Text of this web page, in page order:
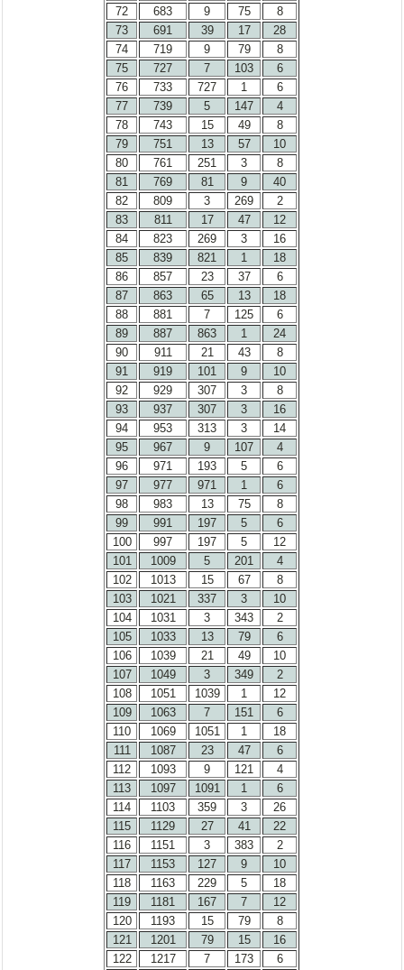
72
683 9 75
8
73
691 39 17
28
74
719 9 79
8
75
727 7 103
6
76
733 727 1
6
77
739 5 147
4
78
743 15 49
8
79
751 13 57
10
80
761 251 3
8
81
769 81 9
40
82
809 3 269
2
83
811 17 47
12
84
823 269 3
16
85
839 821 1
18
86
857 23 37
6
87
863 65 13
18
88
881 7 125
6
89
887 863 1
24
90
911 21 43
8
91
919 101 9
10
92
929 307 3
8
93
937 307 3
16
94
953 313 3
14
95
967 9 107
4
96
971 193 5
6
97
977 971 1
6
98
983 13 75
8
99
991 197 5
6
100
997 197 5
12
101
1009 5 201
4
102
1013 15 67
8
103
1021 337 3
10
104
1031 3 343
2
105
1033 13 79
6
106
1039 21 49
10
107
1049 3 349
2
108
1051 1039 1
12
109
1063 7 151
6
110
1069 1051 1
18
111
1087 23 47
6
112
1093 9 121
4
113
1097 1091 1
6
114
1103 359 3
26
115
1129 27 41
22
116
1151 3 383
2
117
1153 127 9
10
118
1163 229 5
18
119
1181 167 7
12
120
1193 15 79
8
121
1201 79 15
16
122
1217 7 173 6